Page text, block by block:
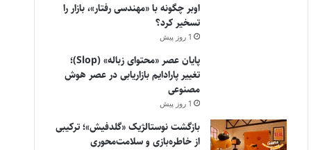
اوبر چگونه با «مهندسی رفتار»، بازار را
تسخیر کرد؟
1 روز پیش
پایان عصر «محتوای زباله» (Slop)؛
تغییر پارادایم بازاریابی در عصر هوش
مصنوعی
1 روز پیش
بازگشت نوستالژیک «گلدفیش»؛ ترکیبی
از خاطره‌بازی و سلامت‌محوری